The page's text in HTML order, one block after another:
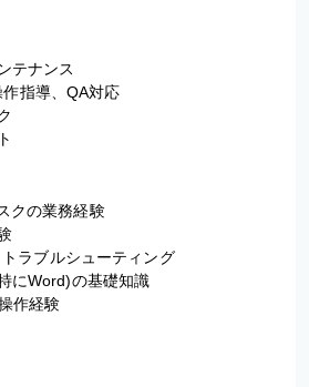
テナンス
指導、QA対応
クの業務経験
ラブルシューティング
にWord)の基礎知識
作経験